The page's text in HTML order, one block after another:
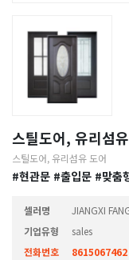
스틸도어, 유리섬
스틸도어, 유리섬유 도어
#현관문 #출입문 #맞춤
셀러명
JIANGXI
기업유형
sales
전화번호
8615067462